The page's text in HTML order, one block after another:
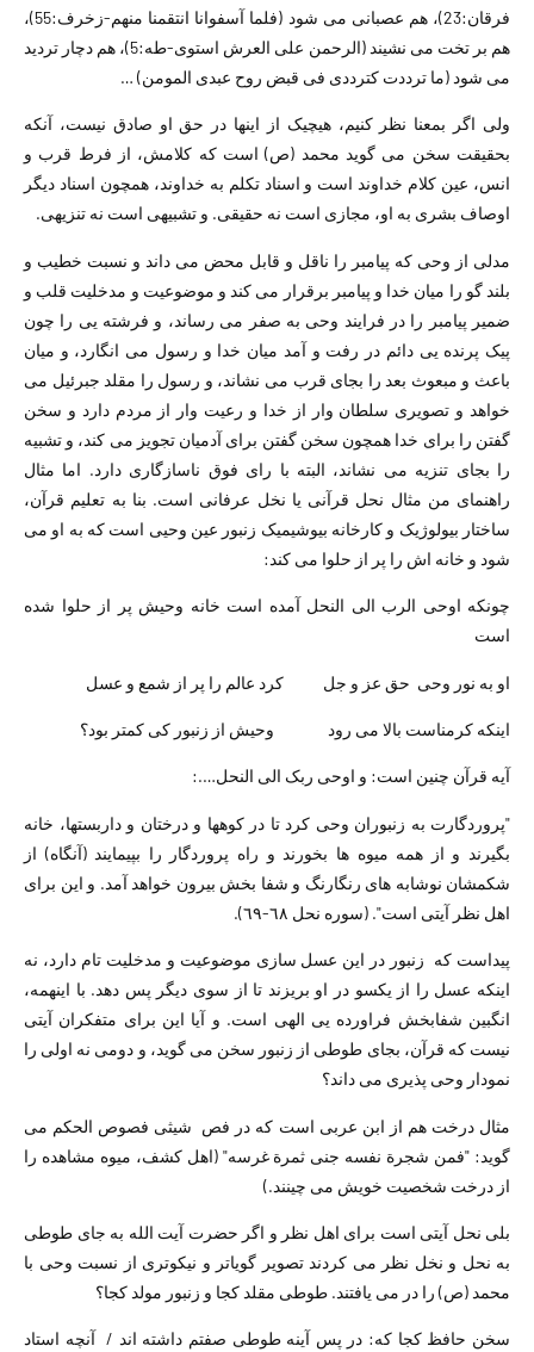
فرقان:23)، هم عصبانی می شود (فلما آسفوانا انتقمنا منهم-زخرف:55)،
هم بر تخت می نشیند (الرحمن علی العرش استوی-طه:5)، هم دچار تردید
می شود (ما ترددت کترددی فی قبض روح عبدی المومن) …
ولی اگر بمعنا نظر کنیم، هیچیک از اینها در حق او صادق نیست، آنکه
بحقیقت سخن می گوید محمد (ص) است که کلامش، از فرط قرب و
انس، عین کلام خداوند است و اسناد تکلم به خداوند، همچون اسناد دیگر
اوصاف بشری به او، مجازی است نه حقیقی. و تشبیهی است نه تنزیهی.
مدلی از وحی که پیامبر را ناقل و قابل محض می داند و نسبت خطیب و
بلند گو را میان خدا و پیامبر برقرار می کند و موضوعیت و مدخلیت قلب و
ضمیر پیامبر را در فرایند وحی به صفر می رساند، و فرشته یی را چون
پیک پرنده یی دائم در رفت و آمد میان خدا و رسول می انگارد، و میان
باعث و مبعوث بعد را بجای قرب می نشاند، و رسول را مقلد جبرئیل می
خواهد و تصویری سلطان وار از خدا و رعیت وار از مردم دارد و سخن
گفتن را برای خدا همچون سخن گفتن برای آدمیان تجویز می کند، و تشبیه
را بجای تنزیه می نشاند، البته با رای فوق ناسازگاری دارد. اما مثال
راهنمای من مثال نحل قرآنی یا نخل عرفانی است. بنا به تعلیم قرآن،
ساختار بیولوژیک و کارخانه بیوشیمیک زنبور عین وحیی است که به او می
شود و خانه اش را پر از حلوا می کند:
چونکه اوحی الرب الی النحل آمده است خانه وحیش پر از حلوا شده
است
او به نور وحی حق عز و جل کرد عالم را پر از شمع و عسل
اینکه کرمناست بالا می رود وحیش از زنبور کی کمتر بود؟
آیه قرآن چنین است: و اوحی ربک الی النحل….:
"پروردگارت به زنبوران وحی کرد تا در کوهها و درختان و داربستها، خانه
بگیرند و از همه میوه ها بخورند و راه پروردگار را بپیمایند (آنگاه) از
شکمشان نوشابه های رنگارنگ و شفا بخش بیرون خواهد آمد. و این برای
اهل نظر آیتی است". (سوره نحل ٦٨-٦٩).
پیداست که زنبور در این عسل سازی موضوعیت و مدخلیت تام دارد، نه
اینکه عسل را از یکسو در او بریزند تا از سوی دیگر پس دهد. با اینهمه،
انگبین شفابخش فراورده یی الهی است. و آیا این برای متفکران آیتی
نیست که قرآن، بجای طوطی از زنبور سخن می گوید، و دومی نه اولی را
نمودار وحی پذیری می داند؟
مثال درخت هم از ابن عربی است که در فص شیثی فصوص الحکم می
گوید: "فمن شجرة نفسه جنی ثمرة غرسه" (اهل کشف، میوه مشاهده را
از درخت شخصیت خویش می چینند.)
بلی نحل آیتی است برای اهل نظر و اگر حضرت آیت الله به جای طوطی
به نحل و نخل نظر می کردند تصویر گویاتر و نیکوتری از نسبت وحی با
محمد (ص) را در می یافتند. طوطی مقلد کجا و زنبور مولد کجا؟
سخن حافظ کجا که: در پس آینه طوطی صفتم داشته اند / آنچه استاد